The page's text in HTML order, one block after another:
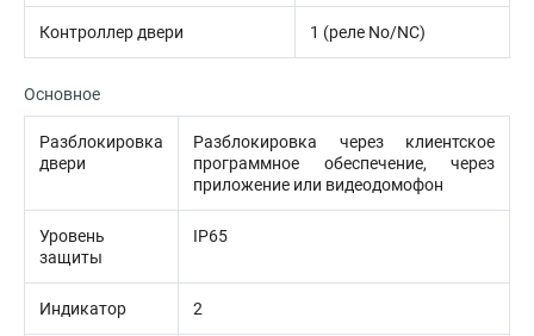
Контроллер двери 1 (реле No/NC)
Основное
Разблокировка
двери
Разблокировка через клиентское
программное обеспечение, через
приложение или видеодомофон
Уровень
защиты
IP65
Индикатор 2